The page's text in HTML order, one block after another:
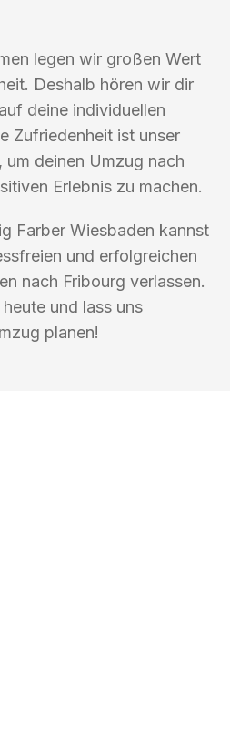
legen wir großen Wert
Deshalb hören wir dir
deine individuellen
Zufriedenheit ist unser
um deinen Umzug nach
Erlebnis zu machen.
Farber Wiesbaden kannst
und erfolgreichen
nach Fribourg verlassen.
und lass uns
planen!